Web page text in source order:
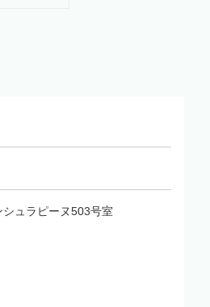
ュラピーヌ503号室